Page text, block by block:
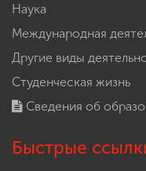
Абитуриенту
Обучение
Наука
Международная
Другие виды
Сведения об